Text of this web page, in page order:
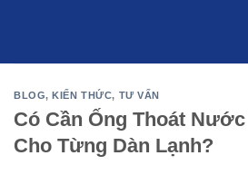
BLOG,KIẾN THỨC, TƯ VẤN
Có Cần Ống Thoát
Cho Từng Dàn Lạnh?